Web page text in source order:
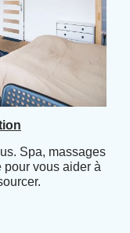
Spa, massages
pour vous aider à